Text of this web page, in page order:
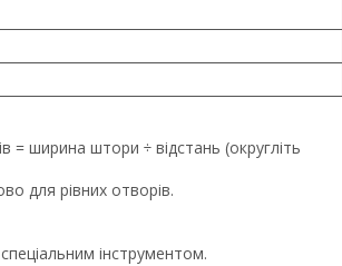
= ширина штори ÷ відстань (округліть
для рівних отворів.
інструментом.